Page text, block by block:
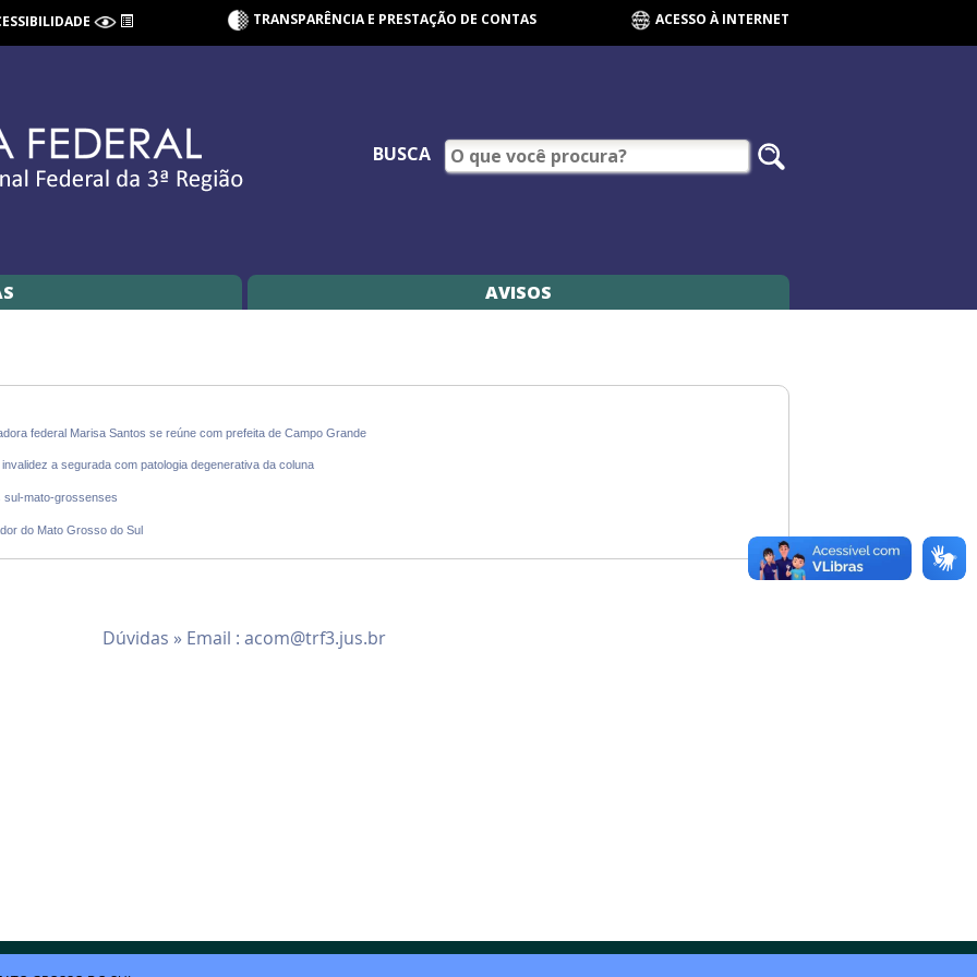
TRANSPARÊNCIA E PRESTAÇÃO DE CONTAS ACESSO À INTERNET
BUSCA
AVISOS
federal Marisa Santos se reúne com prefeita de Campo Grande
a segurada com patologia degenerativa da coluna
sul-mato-grossenses
do Mato Grosso do Sul
Dúvidas » Email : acom@trf3.jus.br